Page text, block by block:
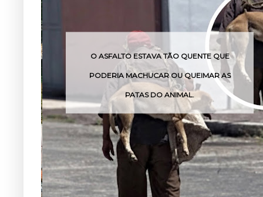
O ASFALTO ESTAVA TÃO QUENTE QUE
PODERIA MACHUCAR OU QUEIMAR AS
PATAS DO ANIMAL.